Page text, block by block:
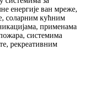
енергије ван мреже,
соларним кућним
применама
системима
рекреативним